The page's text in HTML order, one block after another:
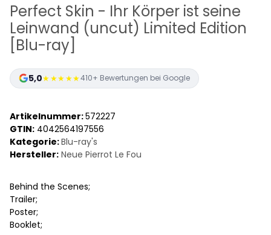
Perfect Skin - Ihr Körper ist seine
Leinwand (uncut) Limited Edition
[Blu-ray]
5,0★★★★★410+ Bewertungen bei Google
Artikelnummer:572227
GTIN: 4042564197556
Kategorie:Blu-ray's
Hersteller: Neue Pierrot Le Fou
Behind the Scenes;
Trailer;
Poster;
Booklet;